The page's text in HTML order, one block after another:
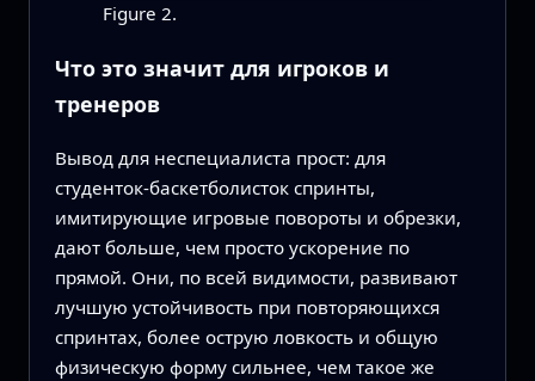
Figure 2.
Что это значит для игроков и
тренеров
Вывод для неспециалиста прост: для
студенток‑баскетболисток спринты,
имитирующие игровые повороты и обрезки,
дают больше, чем просто ускорение по
прямой. Они, по всей видимости, развивают
лучшую устойчивость при повторяющихся
спринтах, более острую ловкость и общую
физическую форму сильнее, чем такое же